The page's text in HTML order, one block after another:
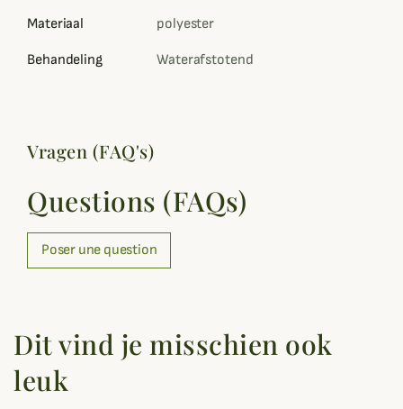
Materiaal polyester
Behandeling Waterafstotend
Vragen (FAQ's)
Questions (FAQs)
Poser une question
Dit vind je misschien ook
leuk